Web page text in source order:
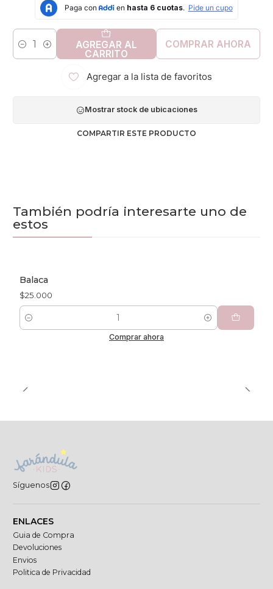
Cantidad AGREGAR AL
CARRITO
COMPRAR AHORA
Agregar a la lista de favoritos
Mostrar stock de ubicaciones
COMPARTIR ESTE PRODUCTO
También podría interesarte uno de
estos
Balaca
$25.000
Cantidad
Comprar ahora
Síguenos
ENLACES
Guia de Compra
Devoluciones
Envios
Politica de Privacidad